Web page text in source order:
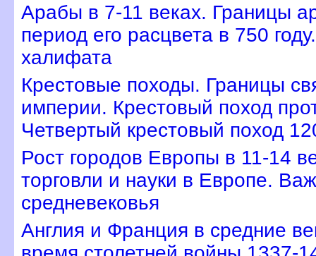
Арабы в 7-11 веках. Границы
период его расцвета в 750
халифата
Крестовые походы. Границы
империи. Крестовый поход
Четвертый крестовый поход
Рост городов Европы в 11-14
торговли и науки в Европе.
средневековья
Англия и Франция в средние